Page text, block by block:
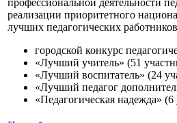
профессиональной деятельности
реализации приоритетного
лучших педагогических
городской конкурс
«Лучший учитель» (51
«Лучший воспитатель» (24
«Лучший педагог
«Педагогическая надежда» (6